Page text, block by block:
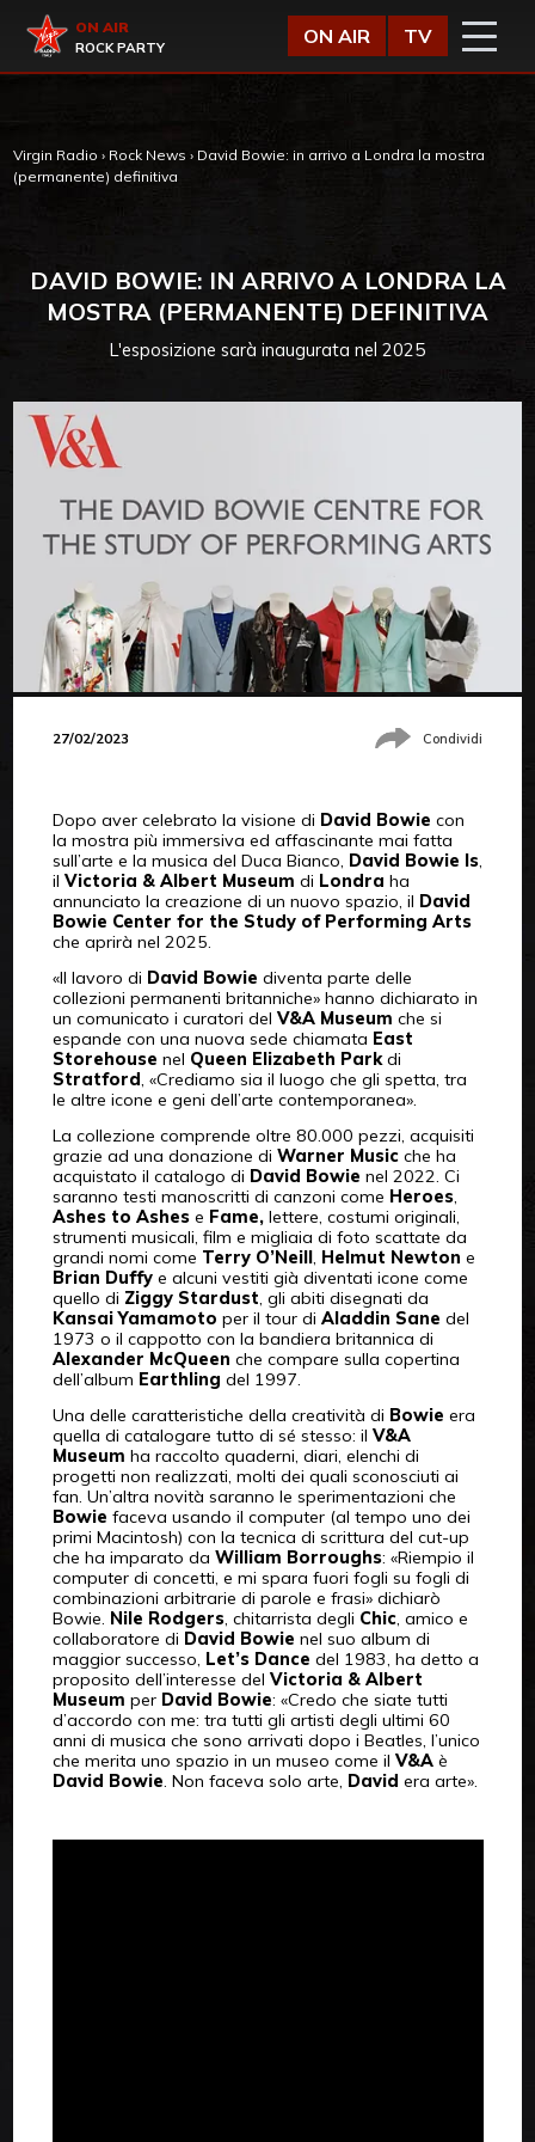
Virgin Radio
ON AIR
ROCK PARTY
ON AIR TV
Virgin Radio › Rock News › David Bowie: in arrivo a Londra la mostra
(permanente) definitiva
DAVID BOWIE: IN ARRIVO A LONDRA LA
MOSTRA (PERMANENTE) DEFINITIVA
L'esposizione sarà inaugurata nel 2025
27/02/2023 Condividi
Dopo aver celebrato la visione di David Bowie con
la mostra più immersiva ed affascinante mai fatta
sull’arte e la musica del Duca Bianco, David Bowie Is,
il Victoria & Albert Museum di Londra ha
annunciato la creazione di un nuovo spazio, il David
Bowie Center for the Study of Performing Arts
che aprirà nel 2025.
«Il lavoro di David Bowie diventa parte delle
collezioni permanenti britanniche» hanno dichiarato in
un comunicato i curatori del V&A Museum che si
espande con una nuova sede chiamata East
Storehouse nel Queen Elizabeth Parkdi
Stratford, «Crediamo sia il luogo che gli spetta, tra
le altre icone e geni dell’arte contemporanea».
La collezione comprende oltre 80.000 pezzi, acquisiti
grazie ad una donazione di Warner Musicche ha
acquistato il catalogo di David Bowie nel 2022. Ci
saranno testi manoscritti di canzoni come Heroes,
Ashes to Ashese Fame,lettere, costumi originali,
strumenti musicali, film e migliaia di foto scattate da
grandi nomi come Terry O’Neill, Helmut Newton e
Brian Duffye alcuni vestiti già diventati icone come
quello di Ziggy Stardust, gli abiti disegnati da
Kansai Yamamoto per il tour di Aladdin Sane del
1973 o il cappotto con la bandiera britannica di
Alexander McQueen che compare sulla copertina
dell’album Earthling del 1997.
Una delle caratteristiche della creatività di Bowie era
quella di catalogare tutto di sé stesso: il V&A
Museum ha raccolto quaderni, diari, elenchi di
progetti non realizzati, molti dei quali sconosciuti ai
fan. Un’altra novità saranno le sperimentazioni che
Bowie faceva usando il computer (al tempo uno dei
primi Macintosh) con la tecnica di scrittura del cut-up
che ha imparato da William Borroughs: «Riempio il
computer di concetti, e mi spara fuori fogli su fogli di
combinazioni arbitrarie di parole e frasi» dichiarò
Bowie. Nile Rodgers, chitarrista degli Chic, amico e
collaboratore di David Bowie nel suo album di
maggior successo, Let’s Dance del 1983, ha detto a
proposito dell’interesse del Victoria & Albert
Museum per David Bowie: «Credo che siate tutti
d’accordo con me: tra tutti gli artisti degli ultimi 60
anni di musica che sono arrivati dopo i Beatles, l’unico
che merita uno spazio in un museo come il V&Aè
David Bowie. Non faceva solo arte, David era arte».